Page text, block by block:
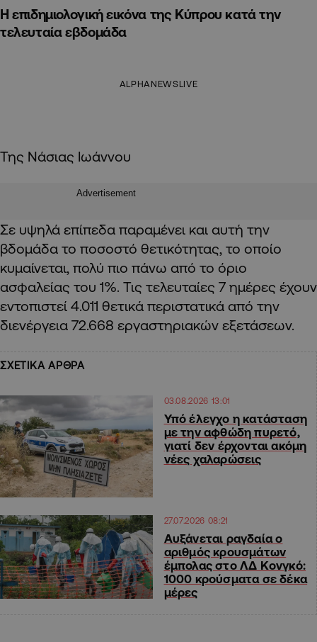
Η επιδημιολογική εικόνα της Κύπρου κατά την
τελευταία εβδομάδα
ALPHANEWSLIVE
Της Νάσιας Ιωάννου
Advertisement
Σε υψηλά επίπεδα παραμένει και αυτή την
βδομάδα το ποσοστό θετικότητας, το οποίο
κυμαίνεται, πολύ πιο πάνω από το όριο
ασφαλείας του 1%. Τις τελευταίες 7 ημέρες έχουν
εντοπιστεί 4.011 θετικά περιστατικά από την
διενέργεια 72.668 εργαστηριακών εξετάσεων.
ΣΧΕΤΙΚΑ ΑΡΘΡΑ
03.08.2026 13:01
Υπό έλεγχο η κατάσταση
με την αφθώδη πυρετό,
γιατί δεν έρχονται ακόμη
νέες χαλαρώσεις
27.07.2026 08:21
Αυξάνεται ραγδαία ο
αριθμός κρουσμάτων
έμπολας στο ΛΔ Κονγκό:
1000 κρούσματα σε δέκα
μέρες